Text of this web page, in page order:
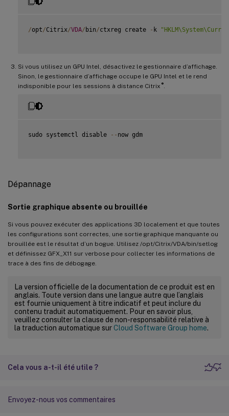
/opt/Citrix/VDA/ bin/ctxreg create - k
Si vous utilisez un GPU Intel, désactivez le gestionnaire d’affichage.
Sinon, le gestionnaire d’affichage occupe le GPU Intel et le rend
indisponible pour les sessions à distance Citrix ®.
sudo systemctl disable -- now gdm
Dépannage
Sortie graphique absente ou brouillée
Si vous pouvez exécuter des applications 3D localement et que toutes
les configurations sont correctes, une sortie graphique manquante ou
brouillée est le résultat d’un bogue. Utilisez /opt/Citrix/VDA/bin/setlog
et définissez GFX_X11 sur verbose pour collecter les informations de
trace à des fins de débogage.
La version officielle de la documentation de ce produit est en
anglais. Toute version dans une langue autre que l’anglais
est fournie uniquement à titre indicatif et peut inclure du
contenu traduit automatiquement. Pour en savoir plus,
veuillez consulter la clause de non-responsabilité relative à
la traduction automatique surCloud Software Group home.
Cela vous a-t-il été utile ?
Envoyez-nous vos commentaires